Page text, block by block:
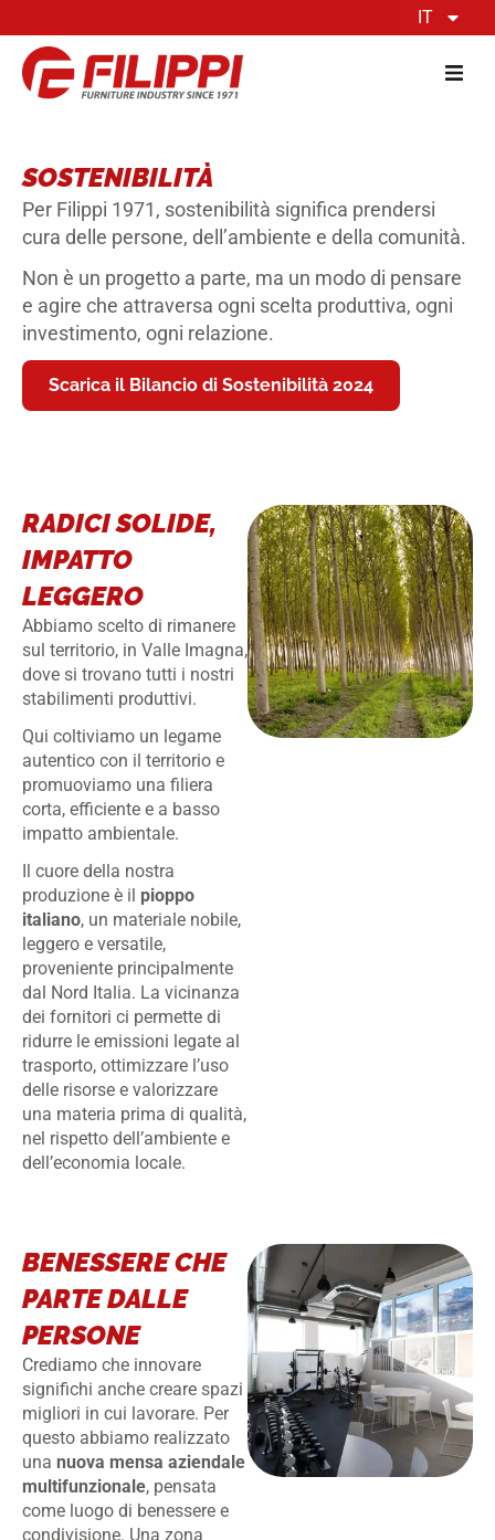
IT
SOSTENIBILITÀ
Per Filippi 1971, sostenibilità significa prendersi
cura delle persone, dell’ambiente e della comunità.
Non è un progetto a parte, ma un modo di pensare
e agire che attraversa ogni scelta produttiva, ogni
investimento, ogni relazione.
Scarica il Bilancio di Sostenibilità 2024
RADICI SOLIDE,
IMPATTO
LEGGERO
Abbiamo scelto di rimanere
sul territorio, in Valle Imagna,
dove si trovano tutti i nostri
stabilimenti produttivi.
Qui coltiviamo un legame
autentico con il territorio e
promuoviamo una filiera
corta, efficiente e a basso
impatto ambientale.
Il cuore della nostra
produzione è il pioppo
italiano, un materiale nobile,
leggero e versatile,
proveniente principalmente
dal Nord Italia. La vicinanza
dei fornitori ci permette di
ridurre le emissioni legate al
trasporto, ottimizzare l’uso
delle risorse e valorizzare
una materia prima di qualità,
nel rispetto dell’ambiente e
dell’economia locale.
BENESSERE CHE
PARTE DALLE
PERSONE
Crediamo che innovare
significhi anche creare spazi
migliori in cui lavorare. Per
questo abbiamo realizzato
una nuova mensa aziendale
multifunzionale, pensata
come luogo di benessere e
condivisione. Una zona